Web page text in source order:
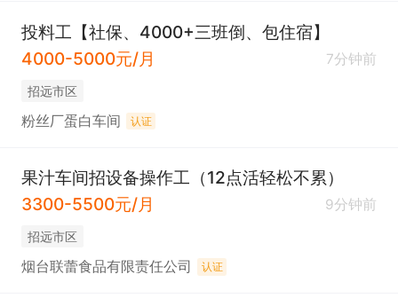
投料工【社保、4000+三班倒、包住宿】
4000-5000元/月
7分钟前
招远市区
粉丝厂蛋白车间 认证
果汁车间招设备操作工（12点活轻松不累）
3300-5500元/月
9分钟前
招远市区
烟台联蕾食品有限责任公司 认证